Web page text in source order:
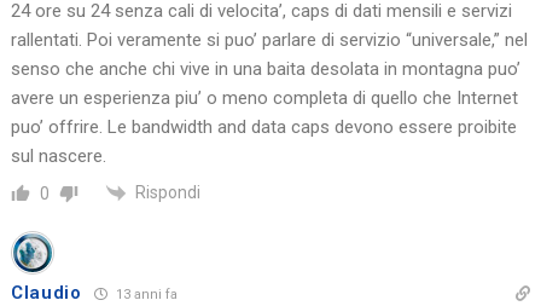
24 ore su 24 senza cali di velocita’, caps di dati mensili e servizi
rallentati. Poi veramente si puo’ parlare di servizio “universale,” nel
senso che anche chi vive in una baita desolata in montagna puo’
avere un esperienza piu’ o meno completa di quello che Internet
puo’ offrire. Le bandwidth and data caps devono essere proibite
sul nascere.
0 Rispondi
Claudio 13 anni fa